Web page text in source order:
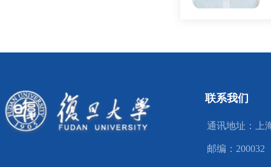
联系我们
通讯地址：上
邮编：200032